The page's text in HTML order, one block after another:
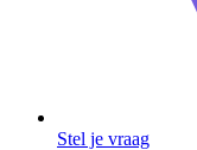
Stel je vraag